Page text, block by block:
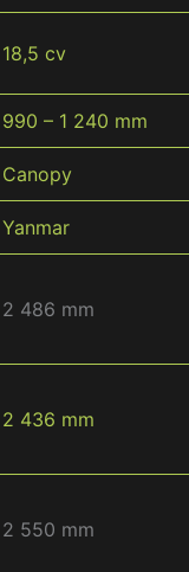
18,5 cv
990 – 1 240 mm
Canopy
Yanmar
2 486 mm
2 436 mm
2 550 mm